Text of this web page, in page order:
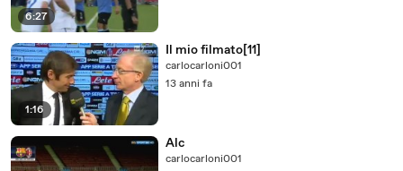
6:27
1:16
Il mio filmato[11]
carlocarloni001
13 anni fa
Alc
carlocarloni001